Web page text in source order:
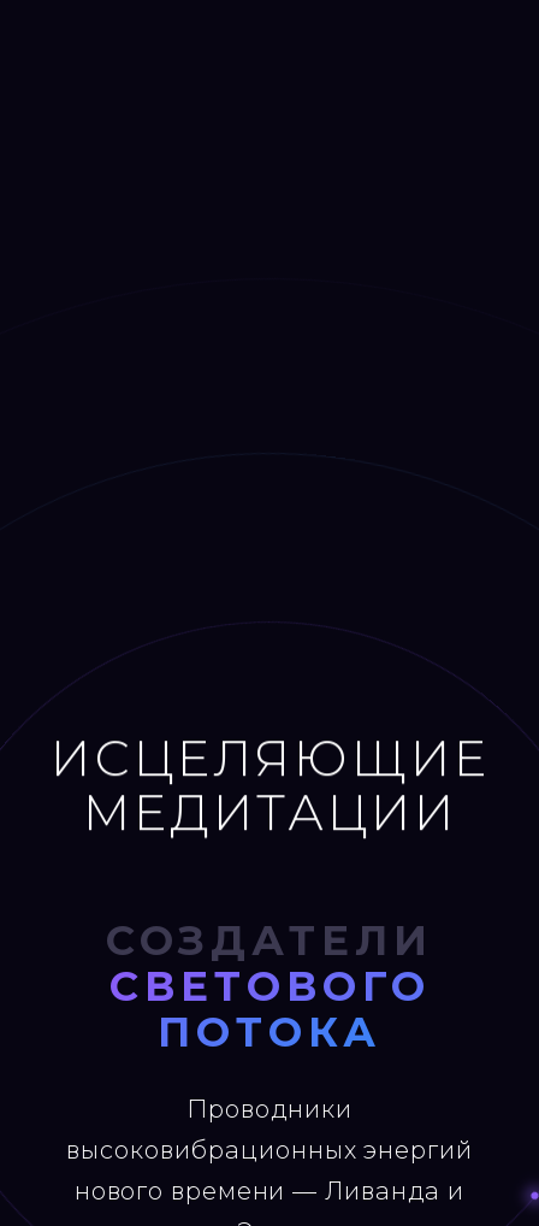
ИСЦЕЛЯЮЩИЕ
МЕДИТАЦИИ
СОЗДАТЕЛИ
СВЕТОВОГО
ПОТОКА
Проводники
высоковибрационных энергий
нового времени — Ливанда и